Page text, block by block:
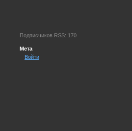
Подписчиков RSS: 170
Мета
Войти